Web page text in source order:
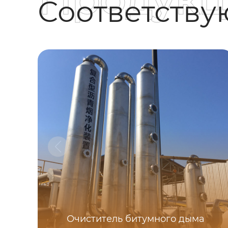
Очиститель битумного дыма